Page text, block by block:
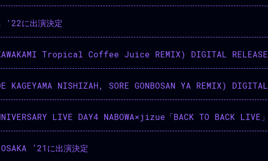
'22に出演決定
Tropical Coffee Juice REMIX) DIGITAL RELEASE
’21に出演決定